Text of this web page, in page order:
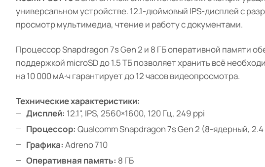
универсальном устройстве. 12.1-дюймовый IPS-дисплей с
просмотр мультимедиа, чтение и работу с документами.
Процессор Snapdragon 7s Gen 2 и 8 ГБ оперативной памяти
поддержкой microSD до 1.5 ТБ позволяет хранить всё
на 10 000 мА·ч гарантирует до 12 часов видеопросмотра.
Технические характеристики:
Дисплей: 12.1", IPS, 2560×1600, 120 Гц, 249 ppi
Процессор: Qualcomm Snapdragon 7s Gen 2 (8-ядерный,
Графика: Adreno 710
Оперативная память: 8 ГБ